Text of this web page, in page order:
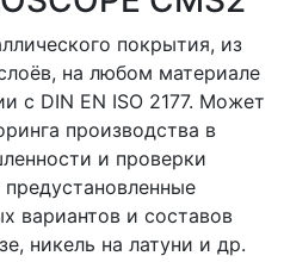
покрытия, из
на любом материале
с DIN EN ISO 2177. Может
производства в
и проверки
вариантов и составов
никель на латуни и др.